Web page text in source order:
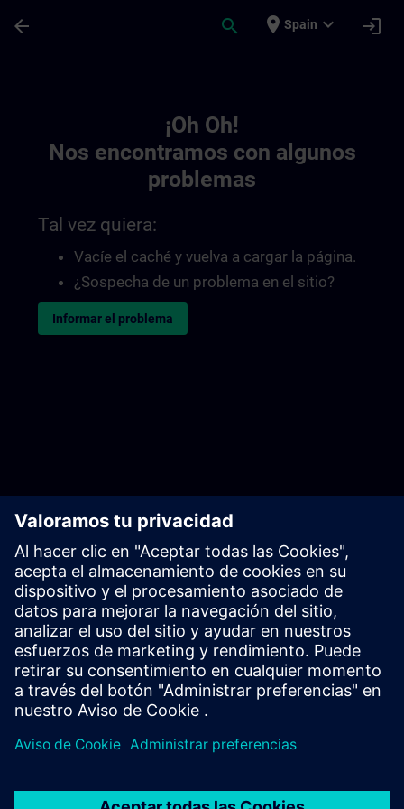
arrow_back search place Spain expand_more login
¡Oh Oh!
Nos encontramos con algunos
problemas
Tal vez quiera:
Vacíe el caché y vuelva a cargar la página.
¿Sospecha de un problema en el sitio?
Informar el problema